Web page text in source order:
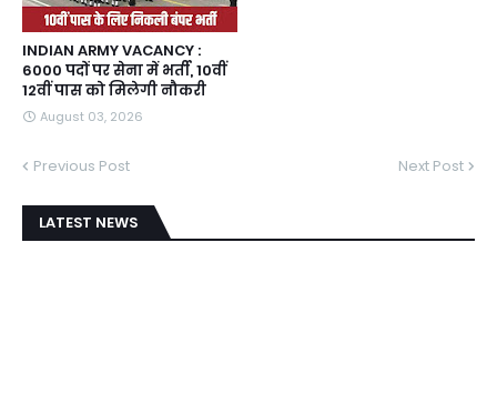
INDIAN ARMY VACANCY :
6000 पदों पर सेना में भर्ती, 10वीं
12वीं पास को मिलेगी नौकरी
August 03, 2026
Previous Post Next Post
LATEST NEWS